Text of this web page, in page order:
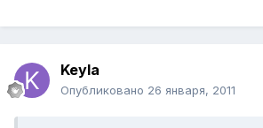
Keyla
Опубликовано 26 января, 2011